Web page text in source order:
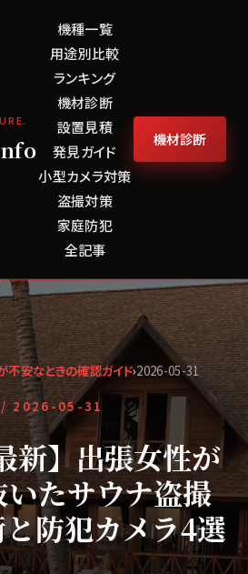
機種一覧
用途別比較
ランキング
機材診断
設置見積
発見ガイド
小型カメラ対策
盗撮対策
家庭防犯
全記事
機材診断
不安なときの確認ガイド›2026-05-31
/2026-05-31
新】出張女性が
たサウナ盗撮
防犯カメラ4選